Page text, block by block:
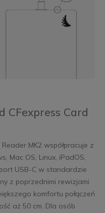
Card
MK2 współpracuje z
Mac OS, Linux, iPadOS,
USB-C w standardzie
z poprzednimi rewizjami
komfortu połączeń
aż 50 cm. Dla osób